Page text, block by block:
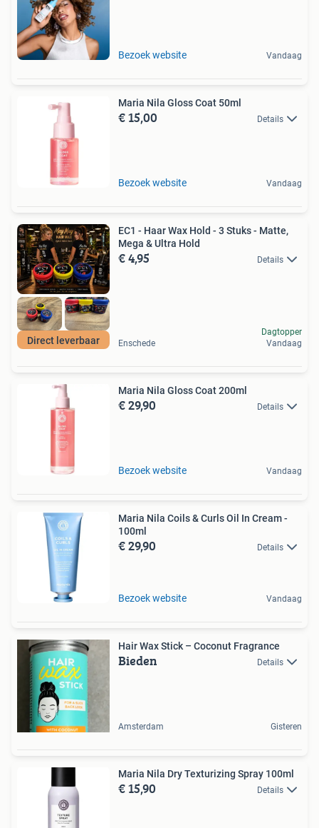
Bezoek website Vandaag
Maria Nila Gloss Coat 50ml
€ 15,00 Details
Bezoek website Vandaag
Direct leverbaar
EC1 - Haar Wax Hold - 3 Stuks - Matte,
Mega & Ultra Hold
€ 4,95 Details
Enschede
Dagtopper
Vandaag
Maria Nila Gloss Coat 200ml
€ 29,90 Details
Bezoek website Vandaag
Maria Nila Coils & Curls Oil In Cream -
100ml
€ 29,90 Details
Bezoek website Vandaag
Hair Wax Stick – Coconut Fragrance
Bieden Details
Amsterdam Gisteren
Maria Nila Dry Texturizing Spray 100ml
€ 15,90 Details